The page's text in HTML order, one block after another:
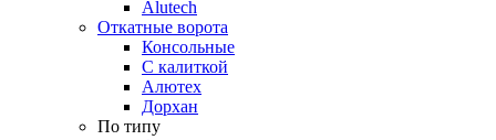
Alutech
Откатные ворота
Консольные
С калиткой
Алютех
Дорхан
По типу